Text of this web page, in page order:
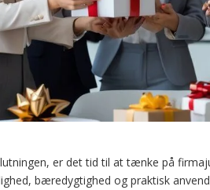
er det tid til at tænke på
bæredygtighed og praktisk